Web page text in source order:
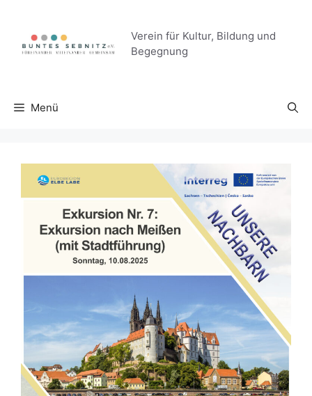
springen
Verein für Kultur, Bildung und
Begegnung
Menü